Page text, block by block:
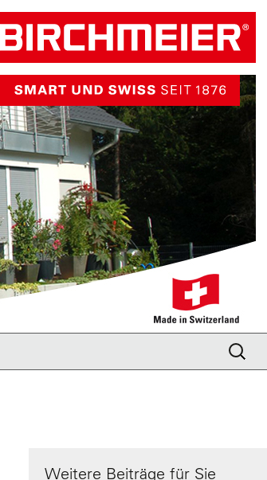
Suche
nach:
Weitere Beiträge für Sie